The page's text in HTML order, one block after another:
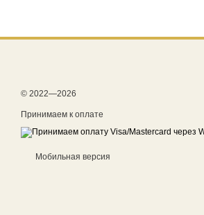
© 2022—2026
Принимаем к оплате
Мобильная версия